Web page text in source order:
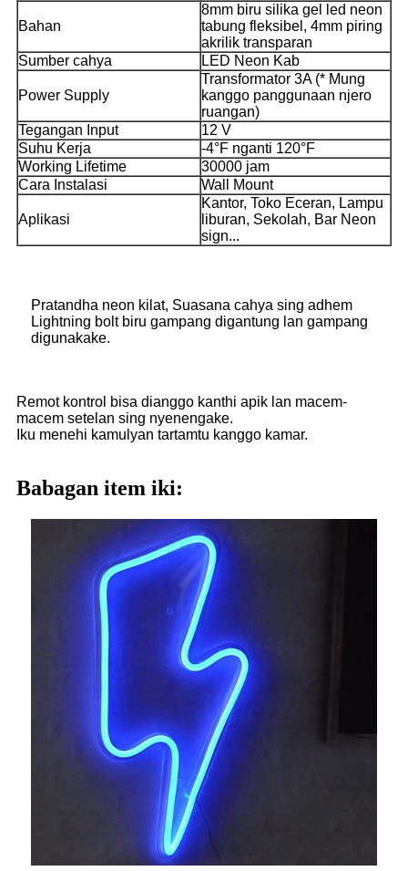
Bahan
8mm biru silika gel led neon
tabung fleksibel, 4mm piring
akrilik transparan
Sumber cahya
LED Neon Kab
Power Supply
Transformator 3A (* Mung
kanggo panggunaan njero
ruangan)
Tegangan Input
12 V
Suhu Kerja
-4°F nganti 120°F
Working Lifetime
30000 jam
Cara Instalasi
Wall Mount
Aplikasi
Kantor, Toko Eceran, Lampu
liburan, Sekolah, Bar Neon
sign...
Pratandha neon kilat, Suasana cahya sing adhem
Lightning bolt biru gampang digantung lan gampang
digunakake.
Remot kontrol bisa dianggo kanthi apik lan macem-
macem setelan sing nyenengake.
Iku menehi kamulyan tartamtu kanggo kamar.
Babagan item iki: